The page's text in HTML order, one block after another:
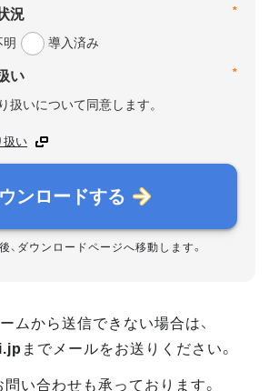
*
況
明 導入済み
*
い
扱いについて同意します。
扱い
ンロードする
、ダウンロードページへ移動します。
ムから送信できない場合は、
までメールをお送りください。
い合わせも承っております。